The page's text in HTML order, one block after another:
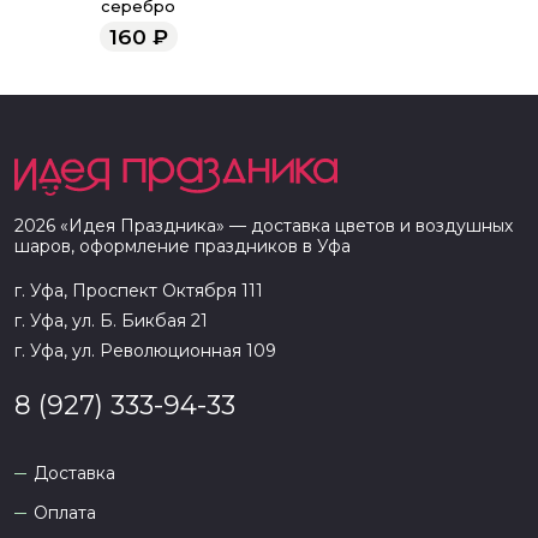
серебро
160 ₽
2026 «Идея Праздника» — доставка цветов и воздушных
шаров, оформление праздников в Уфа
г. Уфа, Проспект Октября 111
г. Уфа, ул. Б. Бикбая 21
г. Уфа, ул. Революционная 109
8 (927) 333-94-33
Доставка
Оплата